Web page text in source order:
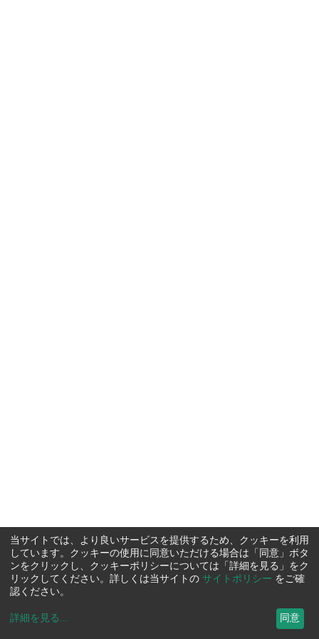
当サイトでは、より良いサービスを提供するため、クッキーを利用
しています。クッキーの使用に同意いただける場合は「同意」ボタ
ンをクリックし、クッキーポリシーについては「詳細を見る」をク
リックしてください。詳しくは当サイトの サイトポリシー をご確
認ください。
詳細を見る ... 同意